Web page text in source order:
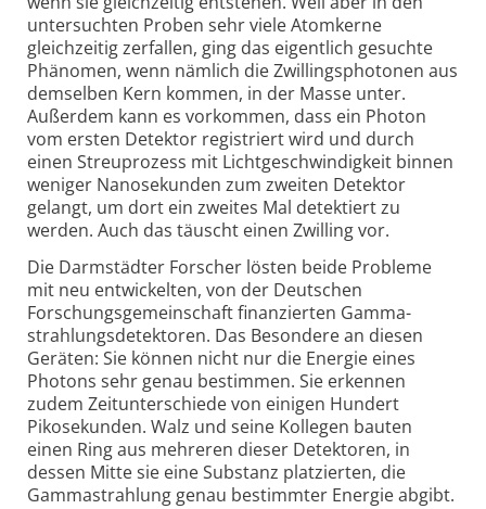
untersuchten Proben sehr viele Atomkerne
gleichzeitig zerfallen, ging das eigentlich gesuchte
Phänomen, wenn nämlich die Zwillings­photonen aus
demselben Kern kommen, in der Masse unter.
Außerdem kann es vorkommen, dass ein Photon
vom ersten Detektor registriert wird und durch
einen Streuprozess mit Licht­geschwindigkeit binnen
weniger Nanosekunden zum zweiten Detektor
gelangt, um dort ein zweites Mal detektiert zu
werden. Auch das täuscht einen Zwilling vor.
Die Darmstädter Forscher lösten beide Probleme
mit neu entwickelten, von der Deutschen
Forschungs­gemeinschaft finanzierten Gamma­
strahlungs­detektoren. Das Besondere an diesen
Geräten: Sie können nicht nur die Energie eines
Photons sehr genau bestimmen. Sie erkennen
zudem Zeitunterschiede von einigen Hundert
Pikosekunden. Walz und seine Kollegen bauten
einen Ring aus mehreren dieser Detektoren, in
dessen Mitte sie eine Substanz platzierten, die
Gammastrahlung genau bestimmter Energie abgibt.